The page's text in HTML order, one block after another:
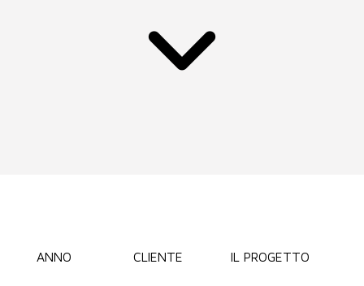
ANNO CLIENTE IL PROGETTO